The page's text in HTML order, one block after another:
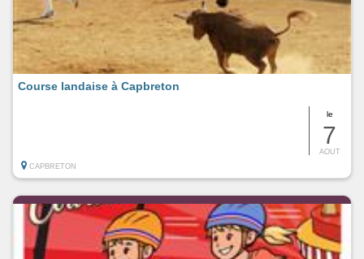
le
7
AOUT
Course landaise à Capbreton
CAPBRETON